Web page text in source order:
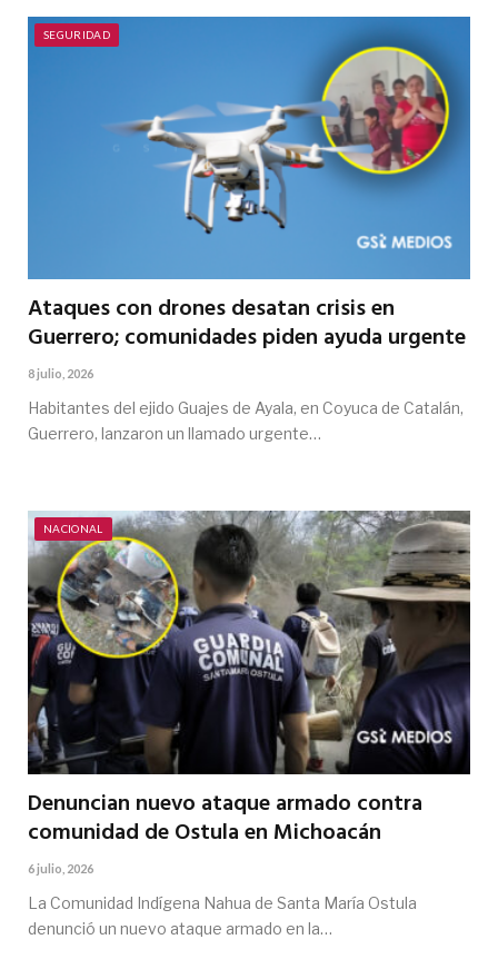
SEGURIDAD
Ataques con drones desatan crisis en
Guerrero; comunidades piden ayuda urgente
8 julio, 2026
Habitantes del ejido Guajes de Ayala, en Coyuca de Catalán,
Guerrero, lanzaron un llamado urgente…
NACIONAL
Denuncian nuevo ataque armado contra
comunidad de Ostula en Michoacán
6 julio, 2026
La Comunidad Indígena Nahua de Santa María Ostula
denunció un nuevo ataque armado en la…